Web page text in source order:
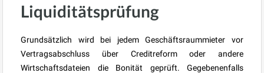
Liquiditätsprüfung
Grundsätzlich wird bei jedem Geschäftsraummieter vor
Vertragsabschluss über Creditreform oder andere
Wirtschaftsdateien die Bonität geprüft. Gegebenenfalls